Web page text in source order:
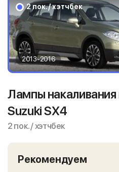
2 пок. / хэтчбек
2013-2016
Лампы
Suzuki SX4
2 пок. / хэтчбек
Рекомендуем